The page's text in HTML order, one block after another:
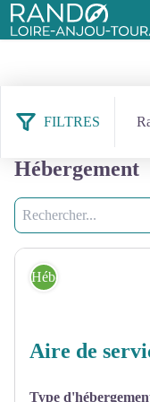
Rando Loire-Anjou-
FILTRES
Hébergement
Recherche
Hébergement
Aire de
Type